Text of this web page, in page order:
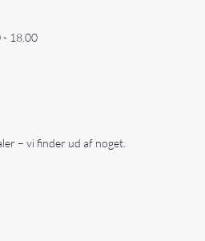
- 18.00
– vi finder ud af noget.